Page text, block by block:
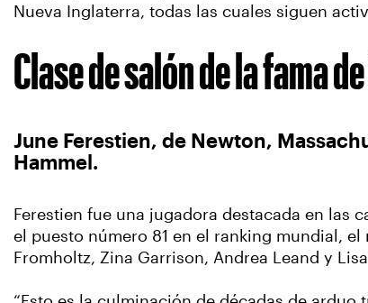
Nueva Inglaterra, todas las cuales siguen
Clase de salón de la fama
June Ferestien, de Newton,
Hammel.
Ferestien fue una jugadora destacada en las
el puesto número 81 en el ranking mundial,
Fromholtz, Zina Garrison, Andrea Leand y